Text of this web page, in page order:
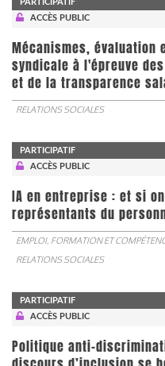
PARTICIPATIF
ACCÈS PUBLIC
Mécanismes, évaluation
syndicale à l'épreuve
et de la transparence
RELATIONS SOCIALES
PARTICIPATIF
ACCÈS PUBLIC
IA en entreprise : et si
représentants du
EMPLOI, FORMATION ET
RELATIONS SOCIALES
PARTICIPATIF
ACCÈS PUBLIC
Politique anti-